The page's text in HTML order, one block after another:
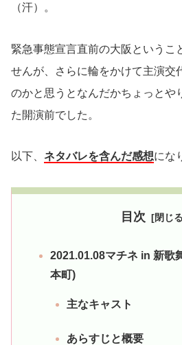
（汗）。
緊急事態宣言直前の大阪というこ
せんが、さらに輪をかけて主演交
のかと思うとなんだかちょっとや
た開演前でした。
以下、 ネタバレを含んだ感想にな
目次
2021.01.08マチネ in 新歌
本町)
主なキャスト
あらすじと概要